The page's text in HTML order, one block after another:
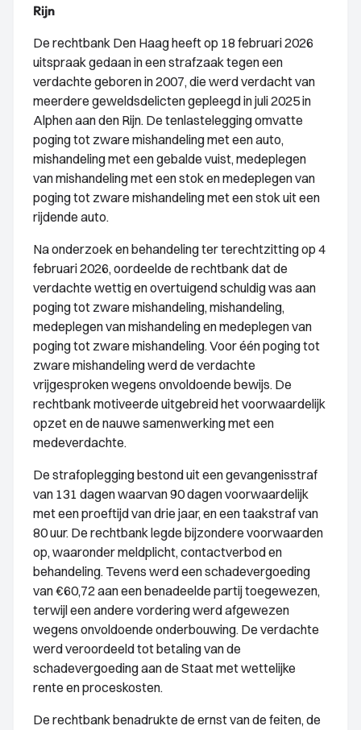
Rijn
De rechtbank Den Haag heeft op 18 februari 2026
uitspraak gedaan in een strafzaak tegen een
verdachte geboren in 2007, die werd verdacht van
meerdere geweldsdelicten gepleegd in juli 2025 in
Alphen aan den Rijn. De tenlastelegging omvatte
poging tot zware mishandeling met een auto,
mishandeling met een gebalde vuist, medeplegen
van mishandeling met een stok en medeplegen van
poging tot zware mishandeling met een stok uit een
rijdende auto.
Na onderzoek en behandeling ter terechtzitting op 4
februari 2026, oordeelde de rechtbank dat de
verdachte wettig en overtuigend schuldig was aan
poging tot zware mishandeling, mishandeling,
medeplegen van mishandeling en medeplegen van
poging tot zware mishandeling. Voor één poging tot
zware mishandeling werd de verdachte
vrijgesproken wegens onvoldoende bewijs. De
rechtbank motiveerde uitgebreid het voorwaardelijk
opzet en de nauwe samenwerking met een
medeverdachte.
De strafoplegging bestond uit een gevangenisstraf
van 131 dagen waarvan 90 dagen voorwaardelijk
met een proeftijd van drie jaar, en een taakstraf van
80 uur. De rechtbank legde bijzondere voorwaarden
op, waaronder meldplicht, contactverbod en
behandeling. Tevens werd een schadevergoeding
van €60,72 aan een benadeelde partij toegewezen,
terwijl een andere vordering werd afgewezen
wegens onvoldoende onderbouwing. De verdachte
werd veroordeeld tot betaling van de
schadevergoeding aan de Staat met wettelijke
rente en proceskosten.
De rechtbank benadrukte de ernst van de feiten, de